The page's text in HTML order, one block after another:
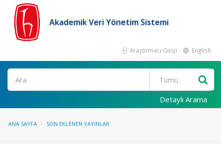
Akademik Veri Yönetim Sistemi
Araştırmacı Girişi English
Ara
Detaylı Arama
ANA SAYFA SON EKLENEN YAYINLAR